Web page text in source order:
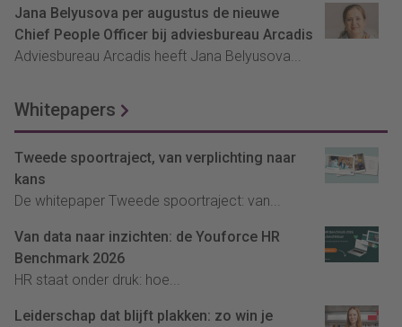
Jana Belyusova per augustus de nieuwe
Chief People Officer bij adviesbureau Arcadis
Adviesbureau Arcadis heeft Jana Belyusova...
Whitepapers
Tweede spoortraject, van verplichting naar
kans
De whitepaper Tweede spoortraject: van...
Van data naar inzichten: de Youforce HR
Benchmark 2026
HR staat onder druk: hoe...
Leiderschap dat blijft plakken: zo win je